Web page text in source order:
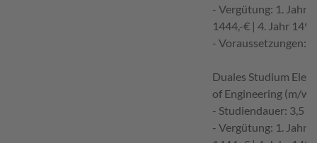
- Vergütung: 1. Jahr
1444,-€ | 4. Jahr
- Voraussetzungen:
Duales Studium
of Engineering (m/w/
- Studiendauer: 3,5
- Vergütung: 1. Jahr